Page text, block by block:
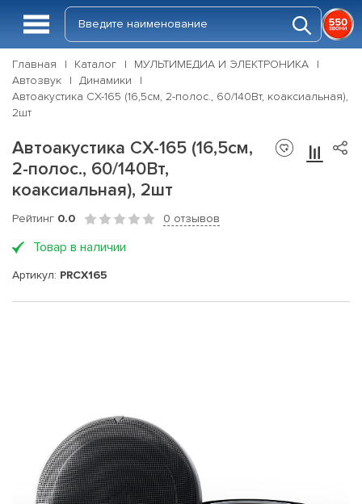
Главная Каталог
МУЛЬТИМЕДИА И ЭЛЕКТРОНИКА
Автозвук
Динамики
Автоакустика CX-165 (16,5см, 2-полос., 60/140Вт, коаксиальная),
2шт
Автоакустика CX-165 (16,5см,
2-полос., 60/140Вт,
коаксиальная), 2шт
Рейтинг 0.0 0 отзывов
Товар в наличии
Артикул: PRCX165